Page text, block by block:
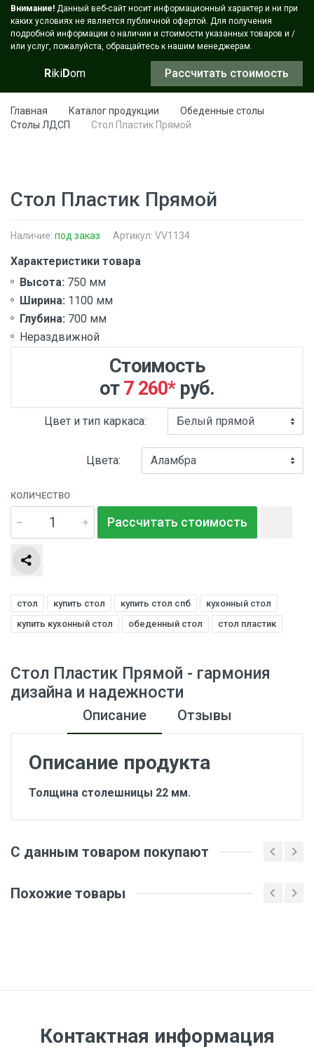
Внимание! Данный веб-сайт носит информационный характер и ни при
каких условиях не является публичной офертой. Для получения
подробной информации о наличии и стоимости указанных товаров и /
или услуг, пожалуйста, обращайтесь к нашим менеджерам.
RikiDom Рассчитать стоимость
Главная Каталог продукции
Обеденные столы
Столы ЛДСП
Стол Пластик Прямой
Стол Пластик Прямой
Наличие: под заказ Артикул: VV1134
Характеристики товара
Высота: 750 мм
Ширина: 1100 мм
Глубина: 700 мм
Нераздвижной
Стоимость
от7 260*руб.
Цвет и тип каркаса:
Цвета:
КОЛИЧЕСТВО
Рассчитать стоимость
стол купить стол купить стол спб
кухонный стол
купить кухонный стол
обеденный стол стол пластик
Стол Пластик Прямой - гармония
дизайна и надежности
Описание Отзывы
Описание продукта
Толщина столешницы 22 мм.
Оставить отзыв о товаре
С данным товаром покупают
Похожие товары
Контактная информация